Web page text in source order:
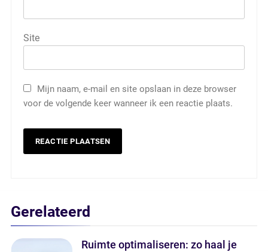
Site
Mijn naam, e-mail en site opslaan in deze browser
voor de volgende keer wanneer ik een reactie plaats.
Gerelateerd
Ruimte optimaliseren: zo haal je